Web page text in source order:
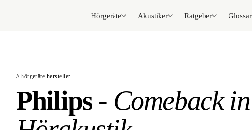
Hörgeräte Akustiker Ratgeber Glossar
// hörgeräte-hersteller
Philips - Comeback in